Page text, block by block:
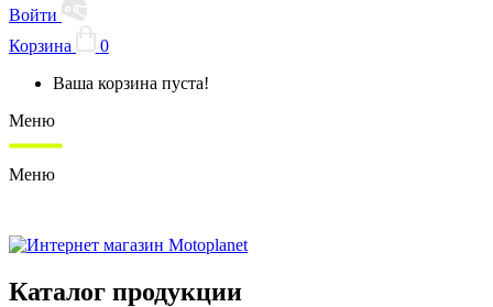
Войти
Корзина
0
Ваша корзина пуста!
Меню
Меню
Каталог продукции